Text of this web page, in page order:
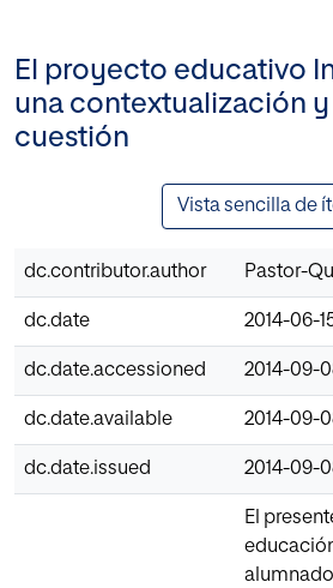
El proyecto educativo
una contextualización
cuestión
Vista sencilla de
dc.contributor.author Pastor-
dc.date 2014-06-
dc.date.accessioned 2014-09-
dc.date.available 2014-09-
dc.date.issued 2014-09-
El